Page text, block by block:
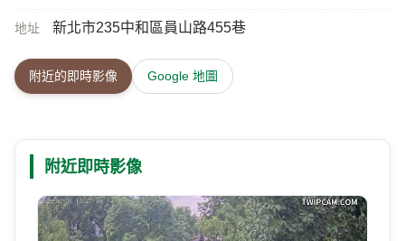
地址 新北市235中和區員山路455巷
附近的即時影像 Google 地圖
附近即時影像